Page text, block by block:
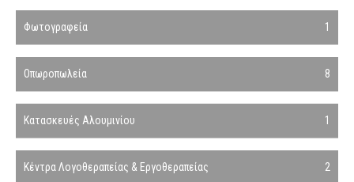
Φωτογραφεία 1
Οπωροπωλεία 8
Κατασκευές Αλουμινίου 1
Κέντρα Λογοθεραπείας & Εργοθεραπείας 2